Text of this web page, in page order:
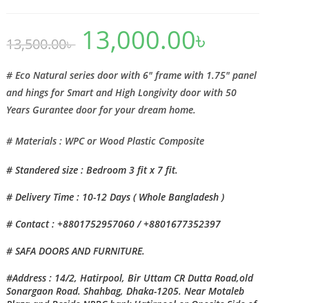
13,500.00৳
Original
price
was:
13,000.00৳
# Eco Natural series door with 6″ frame with 1.75″ panel
and hings for Smart and High Longivity door with 50
Years Gurantee door for your dream home.
# Materials : WPC or Wood Plastic Composite
# Standered size : Bedroom 3 fit x 7 fit.
# Delivery Time : 10-12 Days ( Whole Bangladesh )
# Contact : +8801752957060 / +8801677352397
# SAFA DOORS AND FURNITURE.
#Address : 14/2, Hatirpool, Bir Uttam CR Dutta Road,old
Sonargaon Road. Shahbag, Dhaka-1205. Near Motaleb